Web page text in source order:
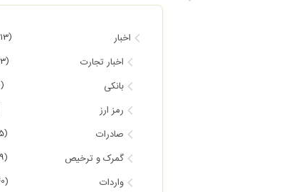
اخبار (1,013)
اخبار تجارت (203)
بانکی (50)
رمز ارز
صادرات (195)
گمرک و ترخیص (319)
واردات (240)